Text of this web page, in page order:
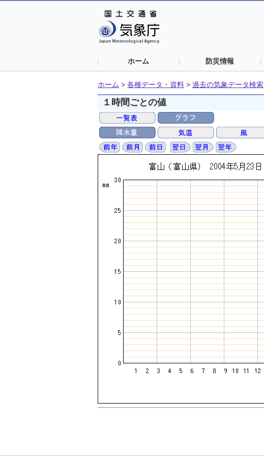
ホーム 防災情報
ホーム > 各種データ・資料 > 過去の気象データ検索
１時間ごとの値